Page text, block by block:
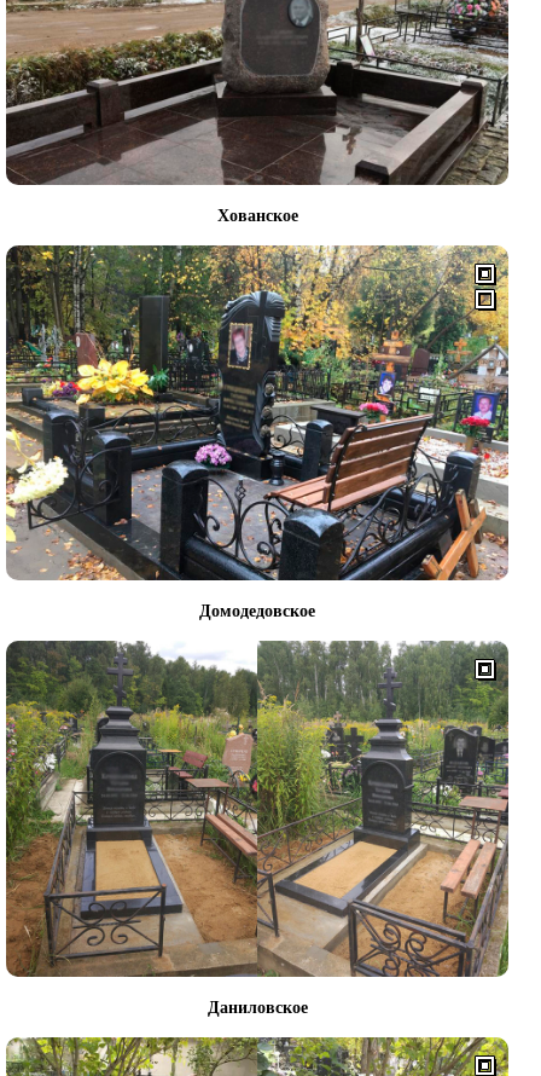
Хованское
Домодедовское
Даниловское